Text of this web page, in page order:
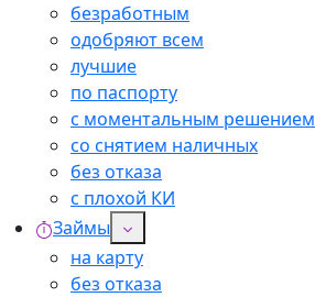
безработным
одобряют всем
лучшие
по паспорту
с моментальным решением
со снятием наличных
без отказа
с плохой КИ
Займы
на карту
без отказа